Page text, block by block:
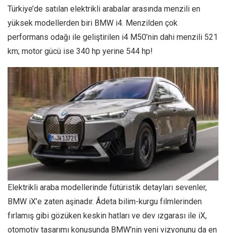
Türkiye’de satılan elektrikli arabalar arasında menzili en
yüksek modellerden biri BMW i4. Menzilden çok
performans odağı ile geliştirilen i4 M50’nin dahi menzili 521
km; motor gücü ise 340 hp yerine 544 hp!
Elektrikli araba modellerinde fütüristik detayları sevenler,
BMW iX’e zaten aşinadır. Âdeta bilim-kurgu filmlerinden
fırlamış gibi gözüken keskin hatları ve dev ızgarası ile iX,
otomotiv tasarımı konusunda BMW’nin yeni vizyonunu da en